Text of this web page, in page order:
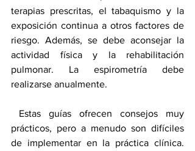
terapias prescritas, el tabaquismo y la
exposición continua a otros factores de
riesgo. Además, se debe aconsejar la
actividad física y la rehabilitación
pulmonar. La espirometría debe
realizarse anualmente.
prácticos, pero a menudo son difíciles
de implementar en la práctica clínica.